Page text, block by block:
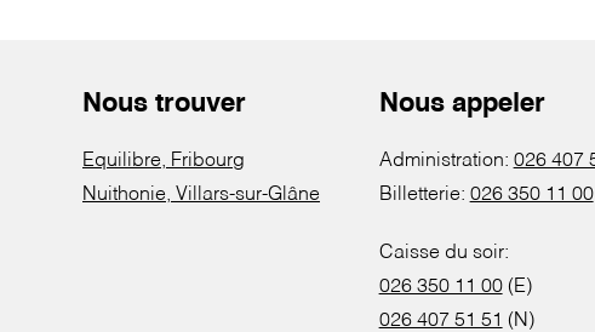
Nous trouver
Equilibre, Fribourg
Nuithonie, Villars-sur-Glâne
Nous appeler
Administration: 026 407
Billetterie: 026 350 11 00
Caisse du soir:
026 350 11 00(E)
026 407 51 51 (N)